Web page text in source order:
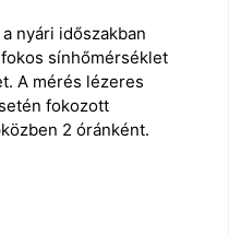
nyári időszakban
sínhőmérséklet
A mérés lézeres
fokozott
2 óránként.